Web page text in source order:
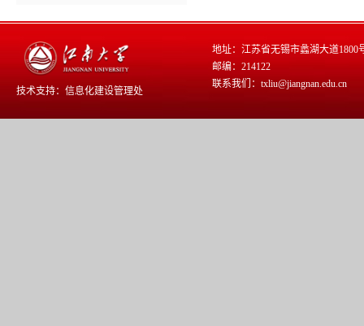
技术支持： 信息化建设管理处
地址：江苏省无锡市蠡湖大道1800
邮编：214122
联系我们：txliu@jiangnan.edu.cn